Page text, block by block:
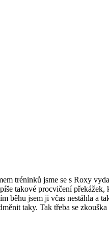
tréninků jsme se s Roxy
takové procvičení
běhu jsem ji včas nestáhla a
taky. Tak třeba se